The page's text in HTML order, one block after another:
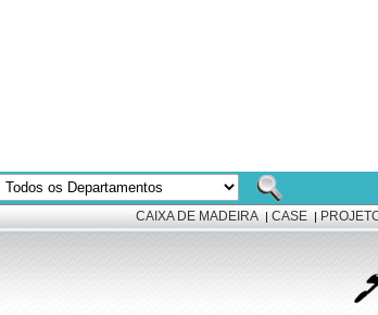
CAIXA DE MADEIRA | CASE |